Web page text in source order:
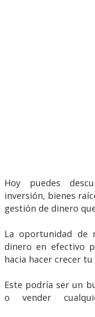
Hoy puedes
inversión, bienes
gestión de dinero
La oportunidad de
dinero en efectivo
hacia hacer crecer
Este podría ser un
o vender